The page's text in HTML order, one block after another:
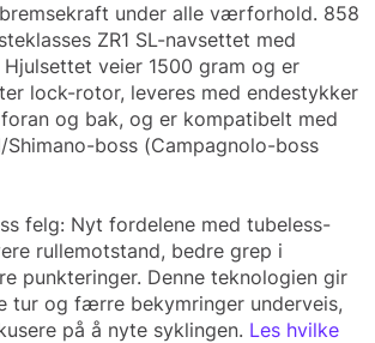
under alle værforhold. 858
ZR1 SL-navsettet med
Hjulsettet veier 1500 gram og er
lock-rotor, leveres med endestykker
og bak, og er kompatibelt med
Shimano-boss (Campagnolo-boss
felg: Nyt fordelene med tubeless-
rullemotstand, bedre grep i
punkteringer. Denne teknologien gir
tur og færre bekymringer underveis,
på å nyte syklingen. Les hvilke